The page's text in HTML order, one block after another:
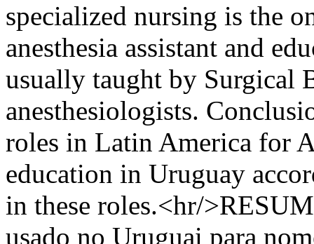
specialized nursing is the
anesthesia assistant and
usually taught by Surgical
anesthesiologists.
roles in Latin America for
education in Uruguay
in these roles.<hr/
usado no Uruguai para